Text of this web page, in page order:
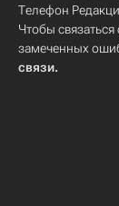
Телефон
Чтобы
замеченных
связи.